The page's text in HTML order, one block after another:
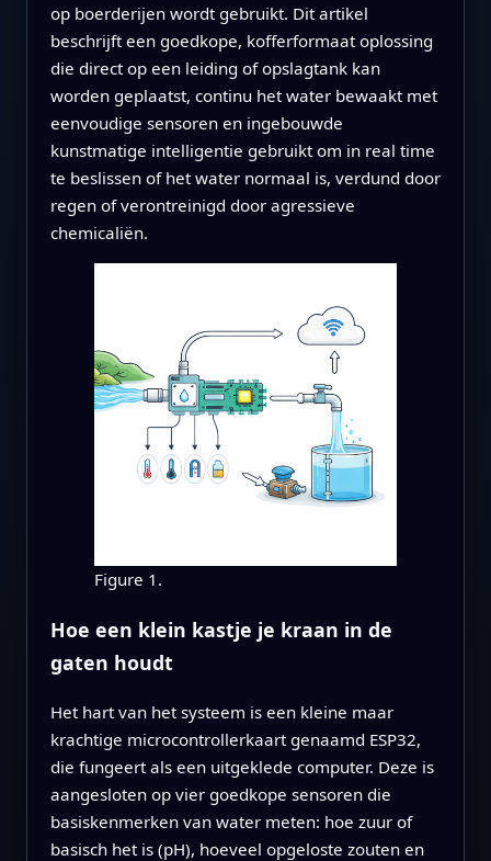
op boerderijen wordt gebruikt. Dit artikel
beschrijft een goedkope, kofferformaat oplossing
die direct op een leiding of opslagtank kan
worden geplaatst, continu het water bewaakt met
eenvoudige sensoren en ingebouwde
kunstmatige intelligentie gebruikt om in real time
te beslissen of het water normaal is, verdund door
regen of verontreinigd door agressieve
chemicaliën.
Figure 1.
Hoe een klein kastje je kraan in de
gaten houdt
Het hart van het systeem is een kleine maar
krachtige microcontrollerkaart genaamd ESP32,
die fungeert als een uitgeklede computer. Deze is
aangesloten op vier goedkope sensoren die
basiskenmerken van water meten: hoe zuur of
basisch het is (pH), hoeveel opgeloste zouten en